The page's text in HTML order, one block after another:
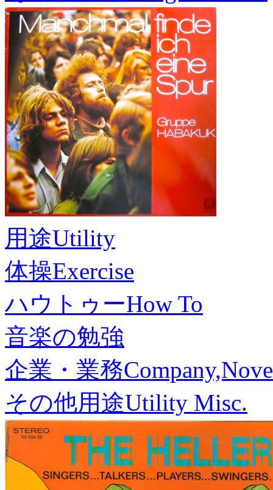
用途Utility
体操Exercise
ハウトゥーHow To
音楽の勉強
企業・業務
その他用途Utility Misc.